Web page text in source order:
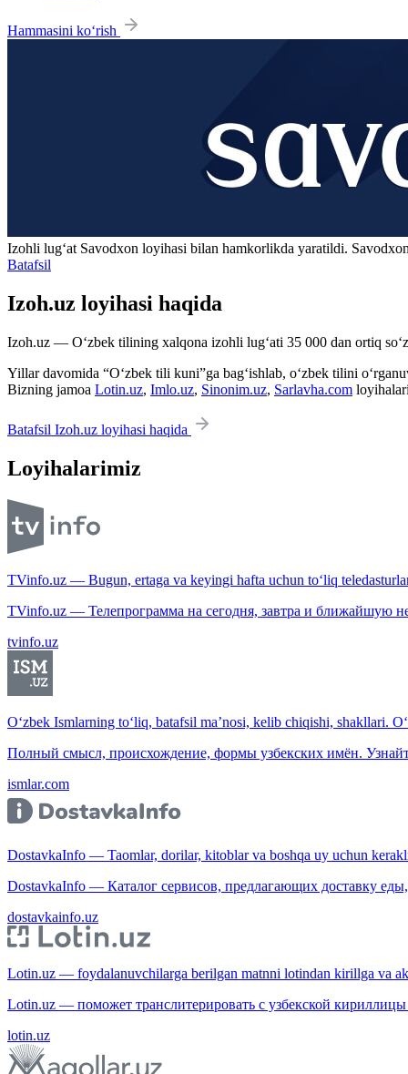
Hammasini ko‘rish
Izohli lugʻat Savodxon loyihasi bilan hamkorlikda yaratildi.
Batafsil
Izoh.uz loyihasi haqida
Izoh.uz — O‘zbek tilining xalqona izohli lug‘ati 35 000 dan ortiq
Yillar davomida “O‘zbek tili kuni”ga bag‘ishlab, o‘zbek tilini
Bizning jamoa Lotin.uz, Imlo.uz, Sinonim.uz, Sarlavha.com
Batafsil Izoh.uz loyihasi haqida
Loyihalarimiz
TVinfo.uz — Bugun, ertaga va keyingi hafta uchun to‘liq
TVinfo.uz — Телепрограмма на сегодня, завтра и ближайшую
tvinfo.uz
O‘zbek Ismlarning to‘liq, batafsil ma’nosi, kelib chiqishi, shakllari.
Полный смысл, происхождение, формы узбекских имён.
ismlar.com
DostavkaInfo — Taomlar, dorilar, kitoblar va boshqa uy uchun
DostavkaInfo — Каталог сервисов, предлагающих доставку
dostavkainfo.uz
Lotin.uz — foydalanuvchilarga berilgan matnni lotindan kirillga va
Lotin.uz — поможет транслитерировать с узбекской
lotin.uz